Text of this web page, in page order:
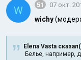
W 51 07 окт.
wichy
Elena Vasta
Белье, например,